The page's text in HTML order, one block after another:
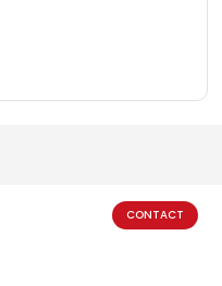
CONTACT